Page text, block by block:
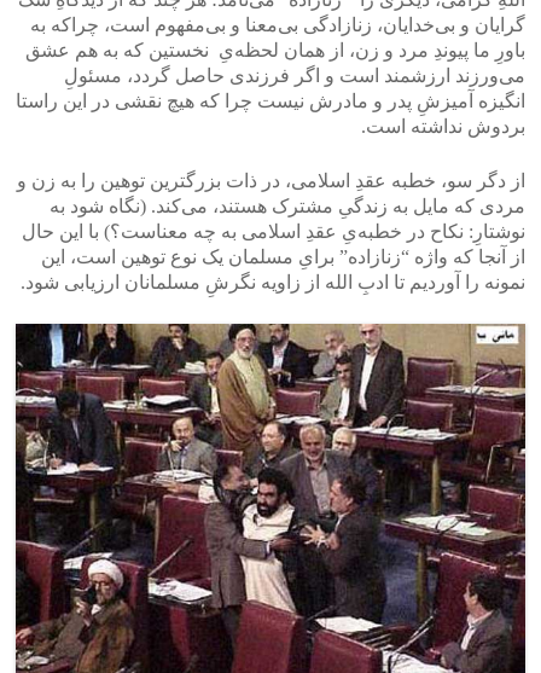
گرایان و بی‌خدایان، زنا‌زادگی بی‌معنا و بی‌مفهوم است، چراکه به
باورِ ما پیوندِ مرد و زن، از همان لحظه‌یِ نخستین که به هم عشق
می‌ورزند ارزشمند است و اگر فرزندی حاصل گردد، مسئولِ
انگیزه‌ آمیزشِ پدر و مادر‌ش نیست چرا که هیچ نقشی‌ در این راستا
بردوش نداشته است.
از دگر سو، خطبه‌ عقدِ اسلامی، در ذات بزرگترین توهین را به زن و
مردی که مایل به زندگیِ مشترک هستند، می‌کند. (نگاه شود به
نوشتارِ: نکاح در خطبه‌یِ عقدِ اسلامی به چه معناست؟) با این حال
از آنجا که واژه‌ “زنازاده” برایِ مسلمان یک نوع توهین است، این
نمونه را آوردیم تا ادبِ الله از زاویه‌ نگرشِ مسلمانان ارزیابی شود.